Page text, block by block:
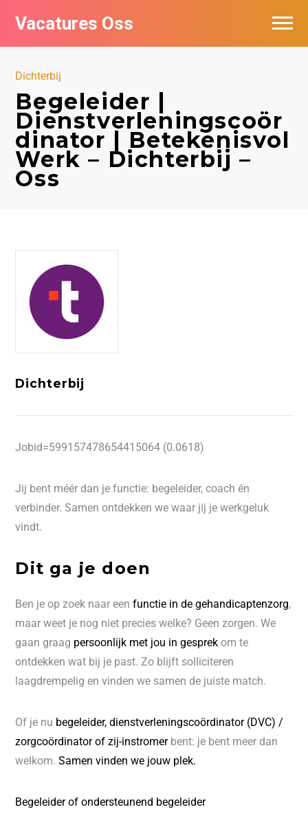
Vacatures Oss
Dichterbij
Begeleider |
Dienstverleningscoör
dinator | Betekenisvol
Werk – Dichterbij –
Oss
Dichterbij
Jobid=599157478654415064 (0.0618)
Jij bent méér dan je functie: begeleider, coach én
verbinder. Samen ontdekken we waar jij je werkgeluk
vindt.
Dit ga je doen
Ben je op zoek naar eenfunctie in de gehandicaptenzorg,
maar weet je nog niet precies welke? Geen zorgen. We
gaan graag persoonlijk met jou in gesprek om te
ontdekken wat bij je past. Zo blijft solliciteren
laagdrempelig en vinden we samen de juiste match.
Of je nu begeleider, dienstverleningscoördinator (DVC) /
zorgcoördinator of zij-instromer bent: je bent meer dan
welkom.Samen vinden we jouw plek.
Begeleider of ondersteunend begeleider